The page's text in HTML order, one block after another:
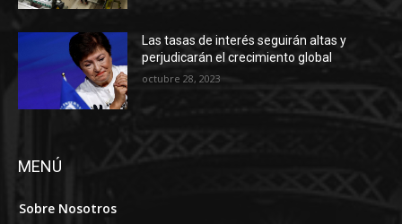
Las tasas de interés seguirán altas y
perjudicarán el crecimiento global
octubre 28, 2023
MENÚ
Sobre Nosotros